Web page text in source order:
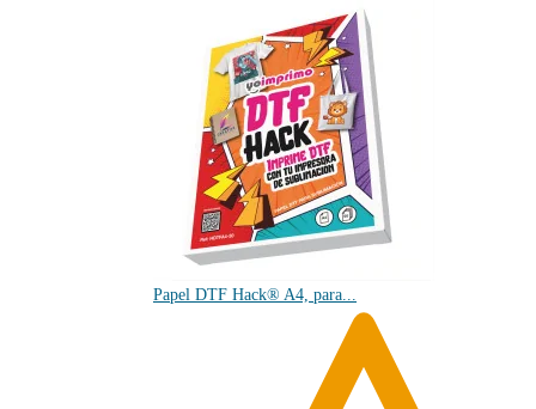
Papel DTF Hack® A4, para...